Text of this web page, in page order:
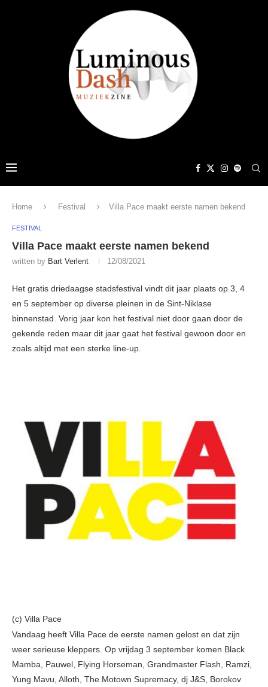
Home Festival Villa Pace maakt eerste namen bekend
FESTIVAL
Villa Pace maakt eerste namen bekend
written by Bart Verlent 12/08/2021
Het gratis driedaagse stadsfestival vindt dit jaar plaats op 3, 4
en 5 september op diverse pleinen in de Sint-Niklase
binnenstad. Vorig jaar kon het festival niet door gaan door de
gekende reden maar dit jaar gaat het festival gewoon door en
zoals altijd met een sterke line-up.
(c) Villa Pace
Vandaag heeft Villa Pace de eerste namen gelost en dat zijn
weer serieuse kleppers. Op vrijdag 3 september komen Black
Mamba, Pauwel, Flying Horseman, Grandmaster Flash, Ramzi,
Yung Mavu, Alloth, The Motown Supremacy, dj J&S, Borokov